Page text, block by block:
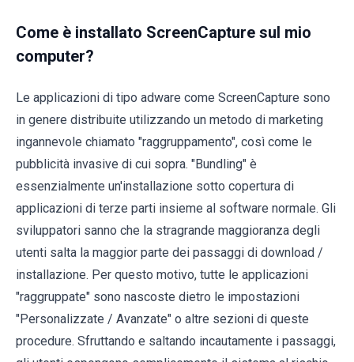
Come è installato ScreenCapture sul mio
computer?
Le applicazioni di tipo adware come ScreenCapture sono
in genere distribuite utilizzando un metodo di marketing
ingannevole chiamato "raggruppamento", così come le
pubblicità invasive di cui sopra. "Bundling" è
essenzialmente un'installazione sotto copertura di
applicazioni di terze parti insieme al software normale. Gli
sviluppatori sanno che la stragrande maggioranza degli
utenti salta la maggior parte dei passaggi di download /
installazione. Per questo motivo, tutte le applicazioni
"raggruppate" sono nascoste dietro le impostazioni
"Personalizzate / Avanzate" o altre sezioni di queste
procedure. Sfruttando e saltando incautamente i passaggi,